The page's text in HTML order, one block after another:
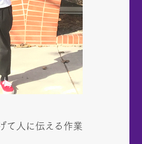
て人に伝える作業